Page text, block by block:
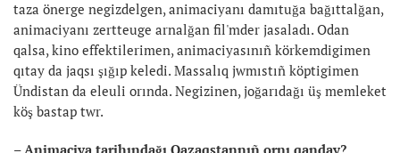
taza önerge negizdelgen, animaciyanı damıtuğa bağıttalğan,
animaciyanı zertteuge arnalğan fil'mder jasaladı. Odan
qalsa, kino effektilerimen, animaciyasınıñ körkemdigimen
qıtay da jaqsı şığıp keledi. Massalıq jwmıstıñ köptigimen
Ündistan da eleuli orında. Negizinen, joğarıdağı üş memleket
köş bastap twr.